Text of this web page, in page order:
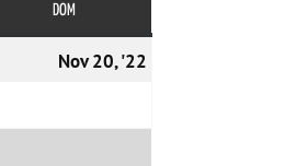
DOM
11/2022Nov 20, '22